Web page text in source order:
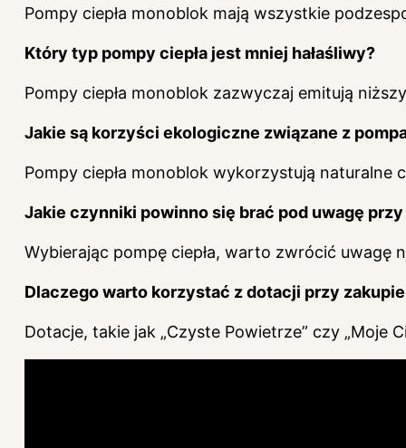
Pompy ciepła monoblok mają wszystkie
Który typ pompy ciepła jest mniej hałaśliwy?
Pompy ciepła monoblok zazwyczaj emitują
Jakie są korzyści ekologiczne związane z
Pompy ciepła monoblok wykorzystują naturalne
Jakie czynniki powinno się brać pod uwagę
Wybierając pompę ciepła, warto zwrócić
Dlaczego warto korzystać z dotacji przy zakupie
Dotacje, takie jak „Czyste Powietrze” czy